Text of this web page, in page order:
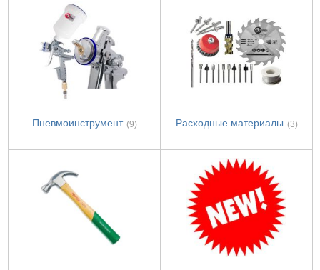
Пневмоинструмент (9) Расходные материалы (3)